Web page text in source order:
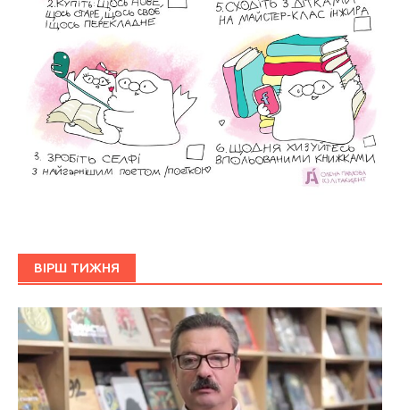
ВІРШ ТИЖНЯ